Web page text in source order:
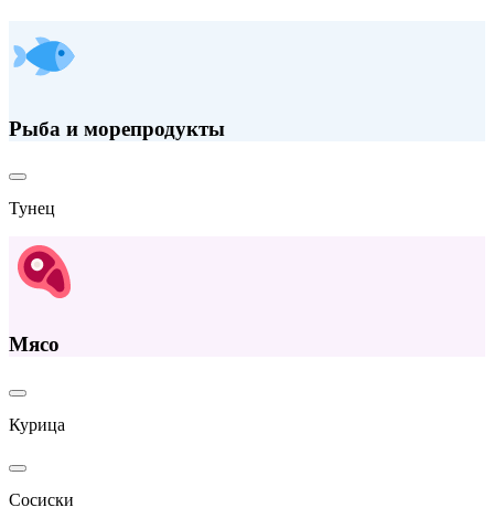
Рыба и морепродукты
Тунец
Мясо
Курица
Сосиски